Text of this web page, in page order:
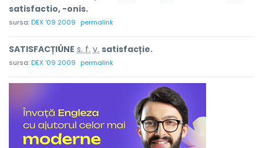
satisfactio, -onis.
sursa:DEX '09 2009 permalink
SATISFACȚIÚNE s. f. v. satisfacție.
sursa:DEX '09 2009 permalink